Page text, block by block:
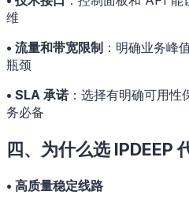
维
• 流量和带宽限制 ：明确业务峰
瓶颈
• SLA 承诺 ：选择有明确可用
务必备
四、为什么选 IPDEEP
• 高质量稳定线路